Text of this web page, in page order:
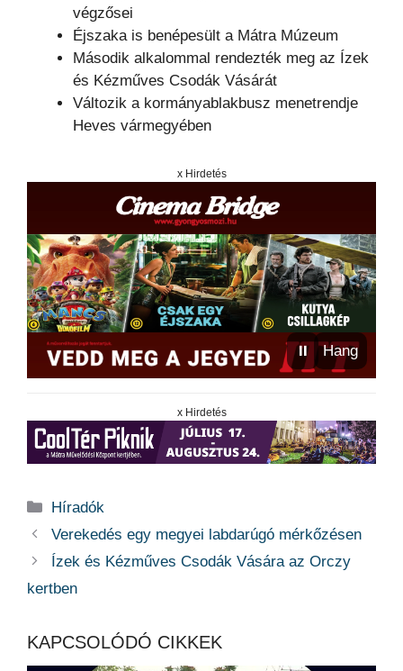
végzősei
Éjszaka is benépesült a Mátra Múzeum
Második alkalommal rendezték meg az Ízek
és Kézműves Csodák Vásárát
Változik a kormányablakbusz menetrendje
Heves vármegyében
x Hirdetés
⏸ Hang
x Hirdetés
Kategória
Híradók
Verekedés egy megyei labdarúgó mérkőzésen
Ízek és Kézműves Csodák Vására az Orczy
kertben
KAPCSOLÓDÓ CIKKEK